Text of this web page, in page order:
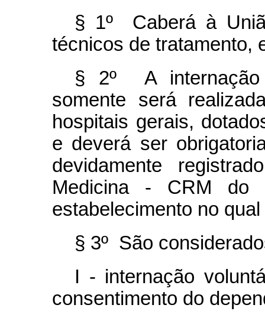
§ 1º Caberá à
técnicos de tratamento,
§ 2º A internação
somente será
hospitais gerais,
e deverá ser
devidamente
Medicina - CRM do
estabelecimento no
§ 3º São
I - internação
consentimento do